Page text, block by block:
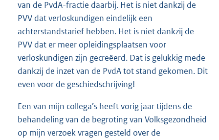
van de PvdA-fractie daarbij. Het is niet dankzij de
PVV dat verloskundigen eindelijk een
achterstandstarief hebben. Het is niet dankzij de
PVV dat er meer opleidingsplaatsen voor
verloskundigen zijn gecreëerd. Dat is gelukkig mede
dankzij de inzet van de PvdA tot stand gekomen. Dit
even voor de geschiedschrijving!
Een van mijn collega’s heeft vorig jaar tijdens de
behandeling van de begroting van Volksgezondheid
op mijn verzoek vragen gesteld over de